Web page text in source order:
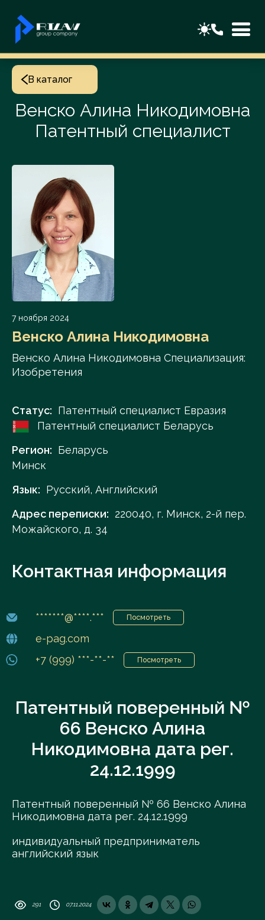
В каталог
Венско Алина Никодимовна
Патентный специалист
7 ноября 2024
Венско Алина Никодимовна
Венско Алина Никодимовна Специализация:
Изобретения
Статус: Патентный специалист Евразия
Патентный специалист Беларусь
Регион: Беларусь
Минск
Язык: Русский, Английский
Адрес переписки: 220040, г. Минск, 2-й пер.
Можайского, д. 34
Контактная информация
*******@****.*** Посмотреть
e-pag.com
+7 (999) ***-**-**
Посмотреть
Патентный поверенный №
66 Венско Алина
Никодимовна дата рег.
24.12.1999
Патентный поверенный № 66 Венско Алина
Никодимовна дата рег. 24.12.1999
индивидуальный предприниматель
английский язык
291 07.11.2024